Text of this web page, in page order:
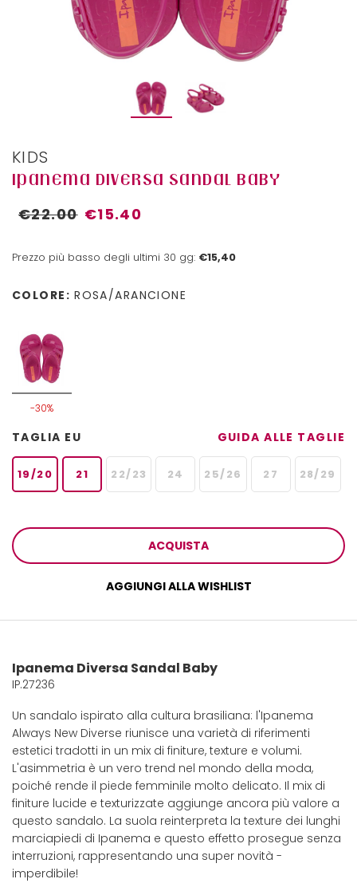
KIDS
IPANEMA DIVERSA SANDAL BABY
€22.00 €15.40
Prezzo più basso degli ultimi 30 gg: €15,40
COLORE: ROSA/ARANCIONE
-30%
TAGLIA EU GUIDA ALLE TAGLIE
19/20 21 22/23 24 25/26 27 28/29
ACQUISTA
AGGIUNGI ALLA WISHLIST
Ipanema Diversa Sandal Baby
IP.27236
Un sandalo ispirato alla cultura brasiliana: l'Ipanema
Always New Diverse riunisce una varietà di riferimenti
estetici tradotti in un mix di finiture, texture e volumi.
L'asimmetria è un vero trend nel mondo della moda,
poiché rende il piede femminile molto delicato. Il mix di
finiture lucide e texturizzate aggiunge ancora più valore a
questo sandalo. La suola reinterpreta la texture dei lunghi
marciapiedi di Ipanema e questo effetto prosegue senza
interruzioni, rappresentando una super novità -
imperdibile!